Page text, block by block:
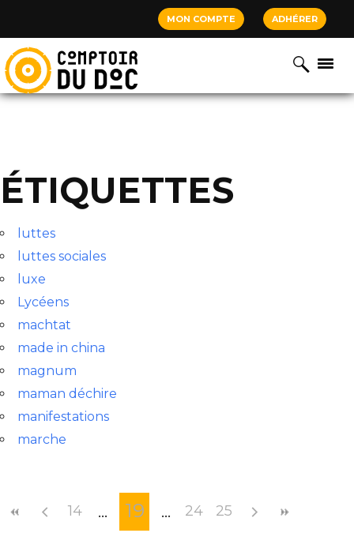
MON COMPTE ADHÉRER
ÉTIQUETTES
luttes
luttes sociales
luxe
Lycéens
machtat
made in china
magnum
maman déchire
manifestations
marche
14 19 24 25
Cookies management panel